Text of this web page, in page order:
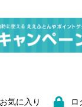
気に入り ロ